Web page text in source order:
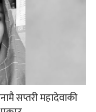
सप्तरी महादेवाकी